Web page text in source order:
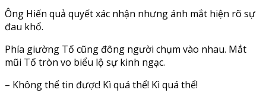
Ông Hiến quả quyết xác nhận nhưng ánh mắt hiện rõ sự
đau khổ.
Phía giường Tố cũng đông người chụm vào nhau. Mắt
mũi Tố tròn vo biểu lộ sự kinh ngạc.
– Không thể tin được! Kì quá thể! Kì quá thể!